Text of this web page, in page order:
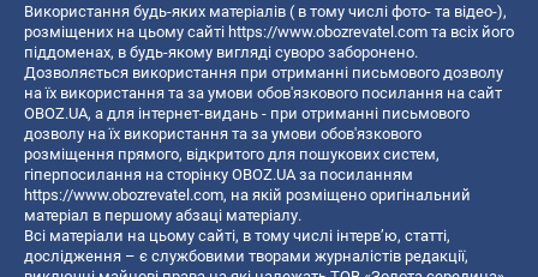
Використання будь-яких матеріалів ( в тому числі фото- та відео-),
розміщених на цьому сайті https://www.obozrevatel.com та всіх його
піддоменах, в будь-якому вигляді суворо заборонено.
Дозволяється використання при отриманні письмового дозволу
на їх використання та за умови обов'язкового посилання на сайт
OBOZ.UA, а для інтернет-видань - при отриманні письмового
дозволу на їх використання та за умови обов'язкового
розміщення прямого, відкритого для пошукових систем,
гіперпосилання на сторінку OBOZ.UA за посиланням
https://www.obozrevatel.com, на якій розміщено оригінальний
матеріал в першому абзаці матеріалу.
Всі матеріали на цьому сайті, в тому числі інтерв’ю, статті,
дослідження – є службовими творами журналістів редакції,